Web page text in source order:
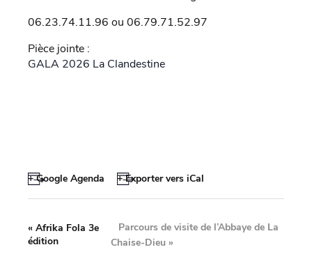
06.23.74.11.96 ou 06.79.71.52.97
Pièce jointe :
GALA 2026 La Clandestine
+ Google Agenda + Exporter vers iCal
« Afrika Fola 3e
édition
Parcours de visite de l’Abbaye de La
Chaise-Dieu»